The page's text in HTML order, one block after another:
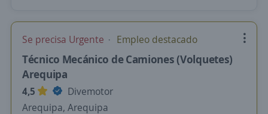
Se precisa Urgente Empleo destacado
Técnico Mecánico de Camiones (Volquetes)
Arequipa
4,5
Divemotor
Arequipa, Arequipa